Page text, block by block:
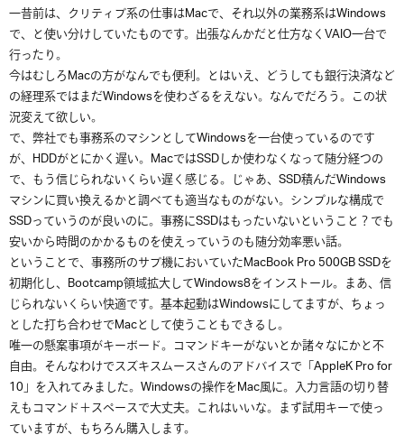
一昔前は、クリティブ系の仕事はMacで、それ以外の業務系はWindows
で、と使い分けしていたものです。出張なんかだと仕方なくVAIO一台で
行ったり。
今はむしろMacの方がなんでも便利。とはいえ、どうしても銀行決済など
の経理系ではまだWindowsを使わざるをえない。なんでだろう。この状
況変えて欲しい。
で、弊社でも事務系のマシンとしてWindowsを一台使っているのです
が、HDDがとにかく遅い。MacではSSDしか使わなくなって随分経つの
で、もう信じられないくらい遅く感じる。じゃあ、SSD積んだWindows
マシンに買い換えるかと調べても適当なものがない。シンプルな構成で
SSDっていうのが良いのに。事務にSSDはもったいないということ？でも
安いから時間のかかるものを使えっていうのも随分効率悪い話。
ということで、事務所のサブ機においていたMacBook Pro 500GB SSDを
初期化し、Bootcamp領域拡大してWindows8をインストール。まあ、信
じられないくらい快適です。基本起動はWindowsにしてますが、ちょっ
とした打ち合わせでMacとして使うこともできるし。
唯一の懸案事項がキーボード。コマンドキーがないとか諸々なにかと不
自由。そんなわけでスズキスムースさんのアドバイスで「AppleK Pro for
10」を入れてみました。Windowsの操作をMac風に。入力言語の切り替
えもコマンド＋スペースで大丈夫。これはいいな。まず試用キーで使っ
ていますが、もちろん購入します。